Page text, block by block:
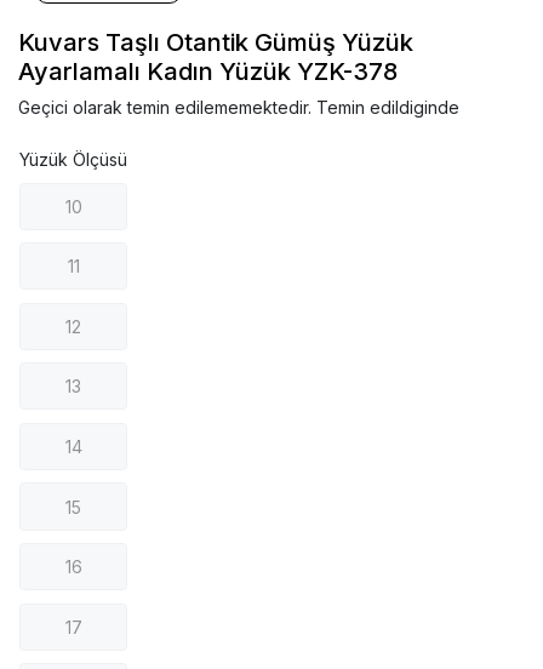
Kuvars Taşlı Otantik Gümüş Yüzük
Ayarlamalı Kadın Yüzük YZK-378
Geçici olarak temin edilememektedir. Temin edildiginde
Yüzük Ölçüsü
10
11
12
13
14
15
16
17